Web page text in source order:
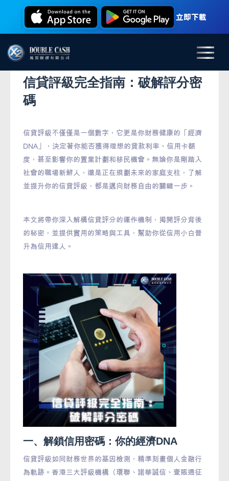
立即下載
信貸評級完全指南：破解評分密
碼
信貸評級不僅僅是一個數字，它更是你財務健康的「經濟
DNA」，決定著你能否獲得理想的貸款利率、信用卡額
度，甚至影響你的置業計劃和移民機會。無論你是剛踏入
社會的職場新鮮人，還是正在規劃未來的家庭支柱，了解
並提升你的信貸評級，都是邁向財務自由的關鍵一步。
本文將帶你深入解構信貸評分的運作機制，揭開評分背後
的秘密，並提供實用的策略與工具，幫助你從信用小白晉
升為信用達人。
一、解鎖信用密碼：你的經濟DNA
信貸評級如同財務世界的基因檢測，精準刻畫個人金融行
為軌跡。香港三大評級機構（環聯、諾華誠信、壹賬通征